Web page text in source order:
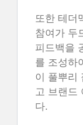
또한 테더
참여가 두
피드백을
를 조성하
이 풀뿌리
고 브랜드
다.